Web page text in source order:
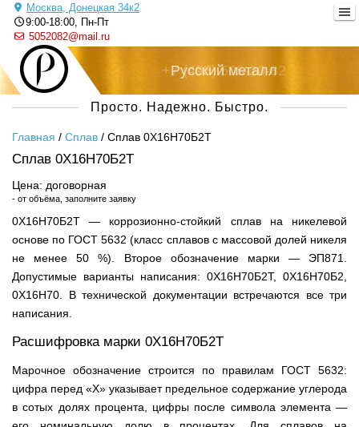
Москва, Донецкая 34к2
9:00-18:00, Пн-Пт
5052082@mail.ru
Русский металл
+7 (495) 505-20-82
Просто. Надежно. Быстро.
Главная / Сплав / Сплав 0Х16Н70Б2Т
Сплав 0Х16Н70Б2Т
Цена: договорная
- от объёма, заполните заявку
0Х16Н70Б2Т — коррозионно-стойкий сплав на никелевой
основе по ГОСТ 5632 (класс сплавов с массовой долей никеля
не менее 50 %). Второе обозначение марки — ЭП871.
Допустимые варианты написания: 0Х16Н70Б2T, 0Х16Н70Б2,
0Х16Н70. В технической документации встречаются все три
написания.
Расшифровка марки 0Х16Н70Б2Т
Марочное обозначение строится по правилам ГОСТ 5632:
цифра перед «Х» указывает предельное содержание углерода
в сотых долях процента, цифры после символа элемента —